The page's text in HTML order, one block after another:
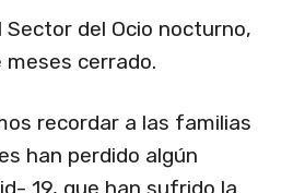
del Ocio nocturno,
cerrado.
recordar a las familias
han perdido algún